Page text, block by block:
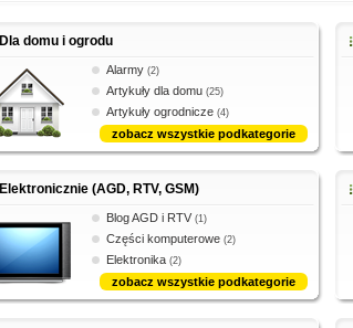
Dla domu i ogrodu
Alarmy (2)
Artykuły dla domu (25)
Artykuły ogrodnicze (4)
zobacz wszystkie podkategorie
Elektronicznie (AGD, RTV, GSM)
Blog AGD i RTV (1)
Części komputerowe (2)
Elektronika (2)
zobacz wszystkie podkategorie